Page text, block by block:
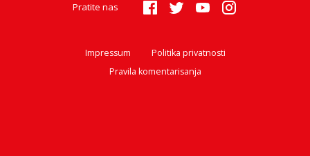
Pratite nas
Impressum
Politika privatnosti
Pravila komentarisanja